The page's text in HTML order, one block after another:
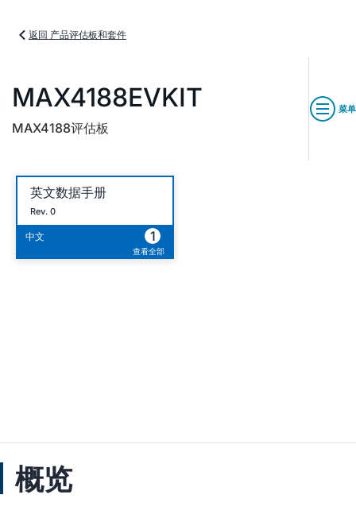
返回 产品评估板和套件
MAX4188EVKIT
MAX4188评估板
菜单
英文数据手册
Rev. 0
中文 1
查看全部
概览